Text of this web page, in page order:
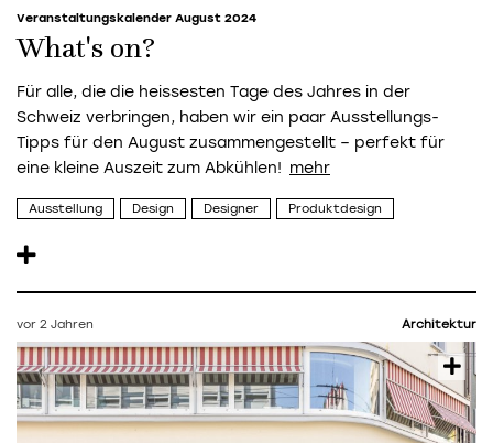
Veranstaltungskalender August 2024
What's on?
Für alle, die die heissesten Tage des Jahres in der
Schweiz verbringen, haben wir ein paar Ausstellungs-
Tipps für den August zusammengestellt – perfekt für
eine kleine Auszeit zum Abkühlen!
Ausstellung Design Designer Produktdesign
vor 2 Jahren Architektur